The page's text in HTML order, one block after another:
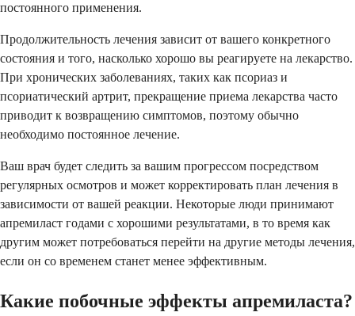
постоянного применения.
Продолжительность лечения зависит от вашего конкретного
состояния и того, насколько хорошо вы реагируете на лекарство.
При хронических заболеваниях, таких как псориаз и
псориатический артрит, прекращение приема лекарства часто
приводит к возвращению симптомов, поэтому обычно
необходимо постоянное лечение.
Ваш врач будет следить за вашим прогрессом посредством
регулярных осмотров и может корректировать план лечения в
зависимости от вашей реакции. Некоторые люди принимают
апремиласт годами с хорошими результатами, в то время как
другим может потребоваться перейти на другие методы лечения,
если он со временем станет менее эффективным.
Какие побочные эффекты апремиласта?